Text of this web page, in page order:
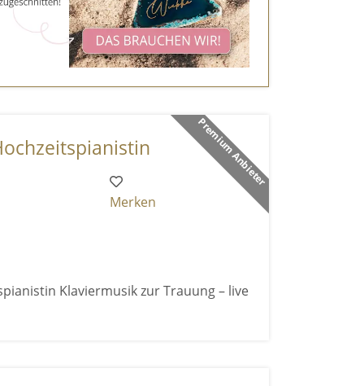
Premium Anbieter
Merken
Klaviermusik zur Trauung – live